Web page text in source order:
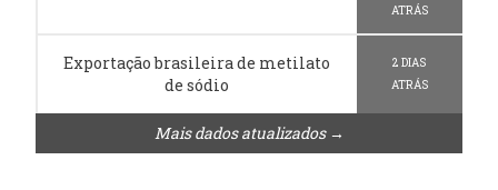
ATRÁS
Exportação brasileira de metilato
de sódio
2 DIAS
ATRÁS
Mais dados atualizados →